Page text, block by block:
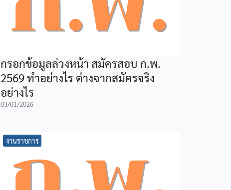
กรอกข้อมูลล่วงหน้า สมัครสอบ ก.พ.
2569 ทำอย่างไร ต่างจากสมัครจริง
อย่างไร
03/01/2026
งานราชการ